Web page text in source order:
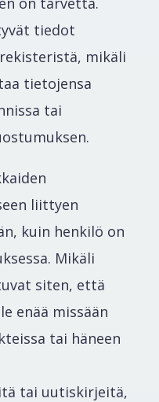
tiedot
mikäli
tietojensa
tai
liittyen
kuin henkilö on
Mikäli
siten, että
enää missään
tai häneen
tai uutiskirjeitä,